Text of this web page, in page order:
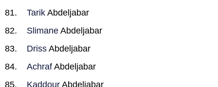
Tarik Abdeljabar
Slimane Abdeljabar
Driss Abdeljabar
Achraf Abdeljabar
Kaddour Abdeljabar